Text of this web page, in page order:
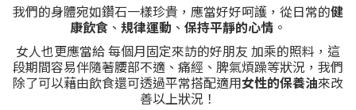
我們的身體宛如鑽石一樣珍貴，應當好好呵護，從日常的健
康飲食 、 規律運動 、 保持平靜的心情 。
女人也更應當給 每個月固定來訪的好朋友 加乘的照料，這
段期間容易伴隨著腰部不適、痛經、脾氣煩躁等狀況，我們
除了可以藉由飲食還可透過平常搭配適用女性的保養油來改
善以上狀況！